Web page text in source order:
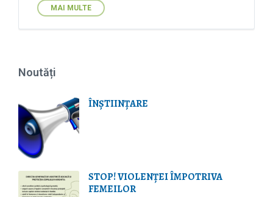
MAI MULTE
Noutăți
ÎNȘTIINȚARE
STOP! VIOLENŢEI ÎMPOTRIVA
FEMEILOR